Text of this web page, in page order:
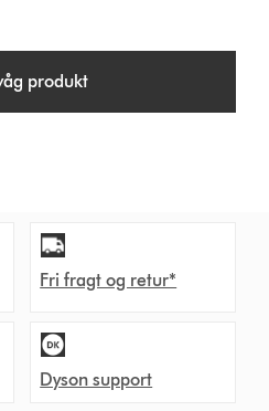
produkt
Fri fragt og retur*
Dyson support